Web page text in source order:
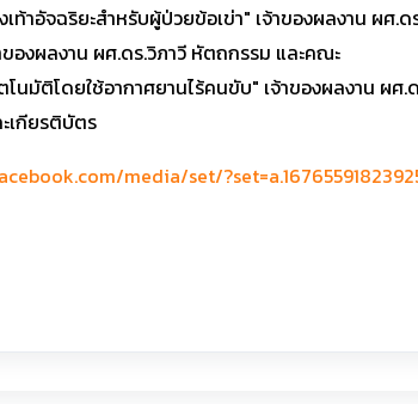
ท้าอัจฉริยะสำหรับผู้ป่วยข้อเข่า" เจ้าของผลงาน ผศ.
องผลงาน ผศ.ดร.วิภาวี หัตถกรรม และคณะ
นมัติโดยใช้อากาศยานไร้คนขับ" เจ้าของผลงาน ผศ
เกียรติบัตร
media/set/